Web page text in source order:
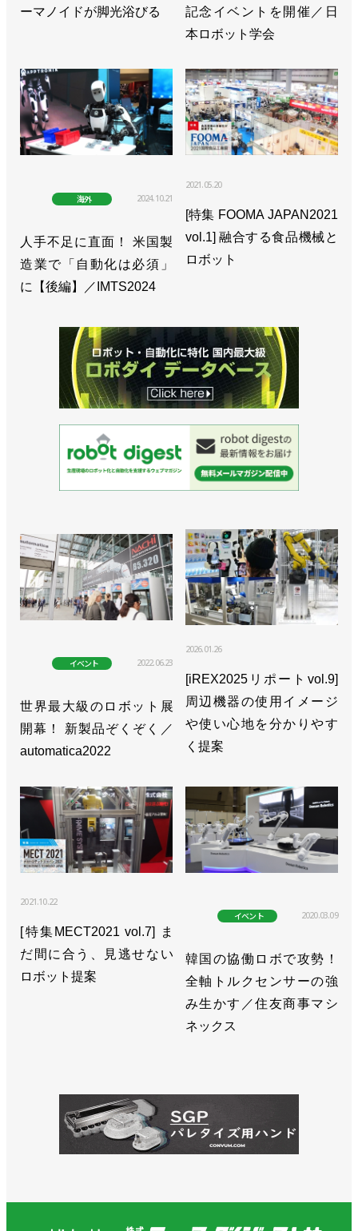
>>[特集2025国際ロボット展vol.3]AIがロボ導入や運
>>富士通とNVIDIAが連携、安川とも協業で自律ロ
ボへ適用も
>>省スペース・ロングリーチの小型ロボットを発売
／安川電機
>>米国ウィスコンシン州に新拠点設立／安川電機
>>高重量化・密集化に対応した自動車製造向けロボ
ットを開発／安川電機
>>25年２月期は受注伸びず減収減益、今期は反転増
>>トヨタと共同でロボット溶接の新工法を開発／安
>>最先端を常にキャッチアップ、セル制御を新たな
>>１t可搬のスカラロボット発売、EVバッテリーの
組み付けに／安川電機
>>通期見通しは下方修正、次世代ロボットは成長の
エンジンになると確信／安川電機
>>ジェイテクト製PLCと直接接続できるコントロー
>>アステラス製薬と新たな細胞医療プラットフォー
ムの構築に向けた覚書を締結／安川電機
>>売上収益が過去最高、24年後半の動きに備える／
安川電機
>>桜の開花とともに82人が入社／安川電機
>>キュウリの葉かき作業ロボット、本格導入へ／安
川電機
>>【新春特別インタビュー】ロボット市場は次のス
テージへ 本気で未自動化領域に挑む／安川電機
>>[2023国際ロボット展リポートvol.7]次世代ロボッ
>>工場のデジタルデータを製品設計に生かす／安川
ーマノイドが脚光浴びる
記念イベントを開催／日
本ロボット学会
海外 2024.10.21
人手不足に直面！ 米国製
造業で「自動化は必須」
に【後編】／IMTS2024
2021.05.20
[特集 FOOMA JAPAN2021
vol.1] 融合する食品機械と
ロボット
イベント 2022.06.23
世界最大級のロボット展
開幕！ 新製品ぞくぞく／
automatica2022
2026.01.26
[iREX2025リポートvol.9]
周辺機器の使用イメージ
や使い心地を分かりやす
く提案
2021.10.22
[特集MECT2021 vol.7] ま
だ間に合う、見逃せない
ロボット提案
イベント 2020.03.09
韓国の協働ロボで攻勢！
全軸トルクセンサーの強
み生かす／住友商事マシ
ネックス